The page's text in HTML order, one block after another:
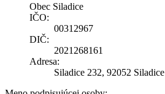
Obec Siladice
IČO:
00312967
DIČ:
2021268161
Adresa:
Siladice 232, 92052 Siladice